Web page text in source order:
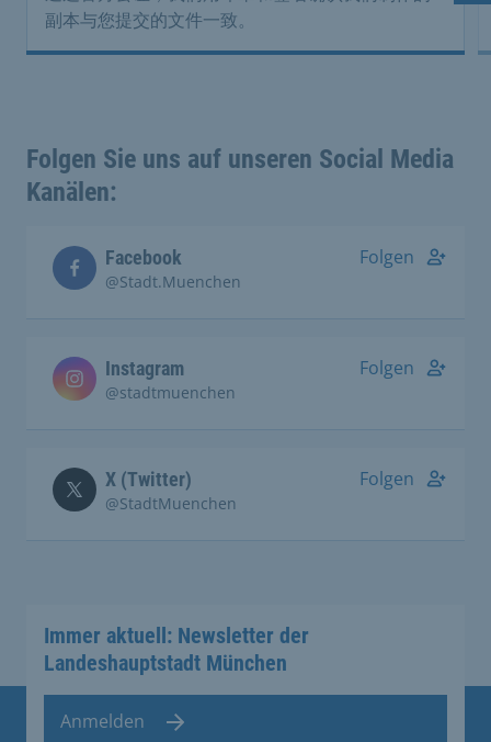
副本与您提交的文件一致。
Folgen Sie uns auf unseren Social Media
Kanälen:
Facebook
@Stadt.Muenchen
Folgen
Instagram
@stadtmuenchen
Folgen
X (Twitter)
@StadtMuenchen
Folgen
Immer aktuell: Newsletter der
Landeshauptstadt München
Anmelden